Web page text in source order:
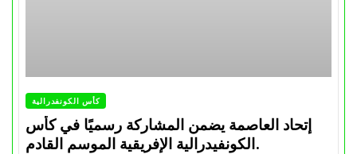
كأس الكونفدرالية
إتحاد العاصمة يضمن المشاركة رسميًا في كأس
الكونفيدرالية الإفريقية الموسم القادم.